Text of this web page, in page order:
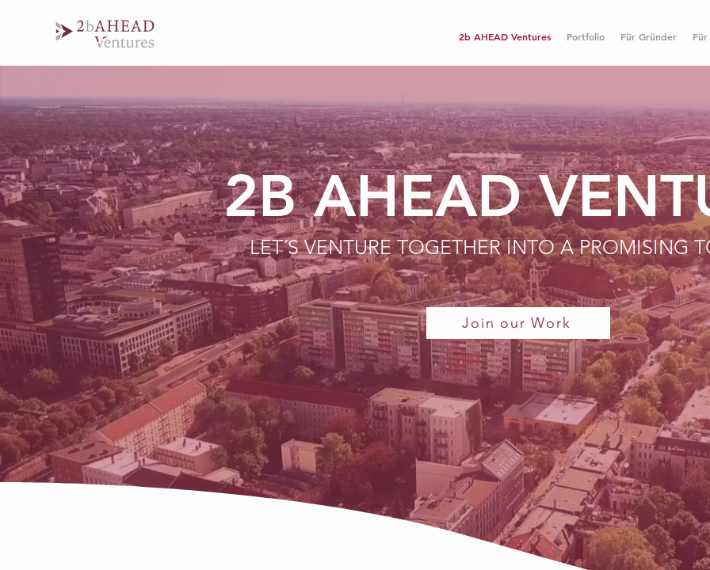
2b AHEAD Ventures Portfolio Für Gründer
2B AHEAD
LET´S VENTURE TOGETHER INTO A PROMISING
Join our Work